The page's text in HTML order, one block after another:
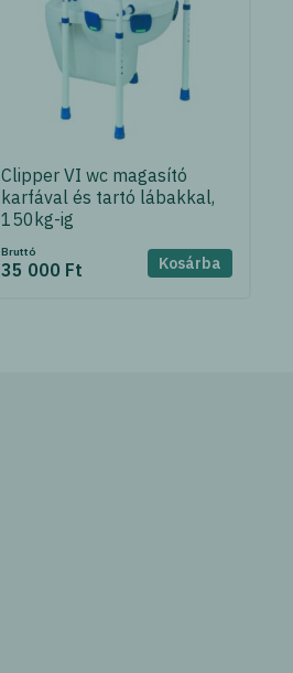
Clipper VI wc magasító
karfával és tartó lábakkal,
150kg-ig
Bruttó
35 000 Ft Kosárba